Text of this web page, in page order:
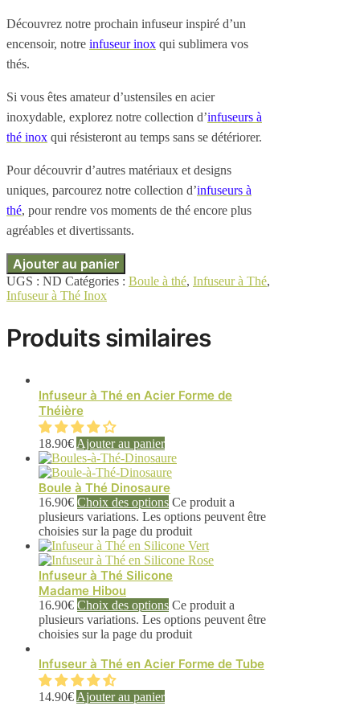
Découvrez notre prochain infuseur inspiré d’un
encensoir, notre infuseur inox qui sublimera vos
thés.
Si vous êtes amateur d’ustensiles en acier
inoxydable, explorez notre collection d’infuseurs à
thé inox qui résisteront au temps sans se détériorer.
Pour découvrir d’autres matériaux et designs
uniques, parcourez notre collection d’infuseurs à
thé, pour rendre vos moments de thé encore plus
agréables et divertissants.
Ajouter au panier
UGS : ND Catégories : Boule à thé, Infuseur à Thé,
Infuseur à Thé Inox
Produits similaires
Infuseur à Thé en Acier Forme de
Théière
18.90€ Ajouter au panier
Boule à Thé Dinosaure
16.90€ Choix des options Ce produit a
plusieurs variations. Les options peuvent être
choisies sur la page du produit
Infuseur à Thé Silicone
Madame Hibou
16.90€ Choix des options Ce produit a
plusieurs variations. Les options peuvent être
choisies sur la page du produit
Infuseur à Thé en Acier Forme de Tube
14.90€ Ajouter au panier